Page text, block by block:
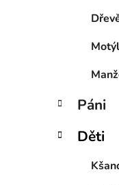
Páni
Děti